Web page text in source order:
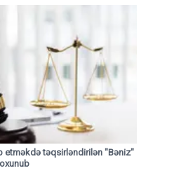
etməkdə təqsirləndirilən "Bəniz"